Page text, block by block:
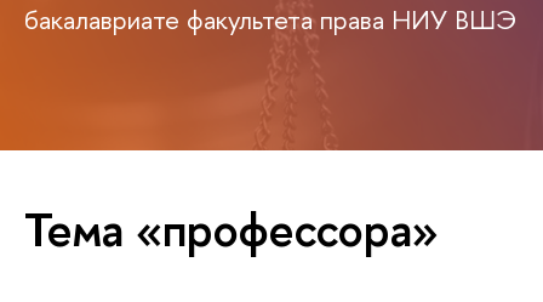
бакалавриате факультета права НИУ ВШЭ
Тема «профессора»